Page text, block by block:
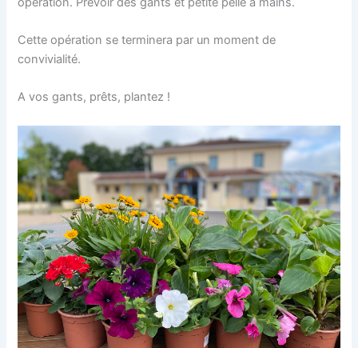
Cette opération se terminera par un moment de
convivialité.
A vos gants, prêts, plantez !